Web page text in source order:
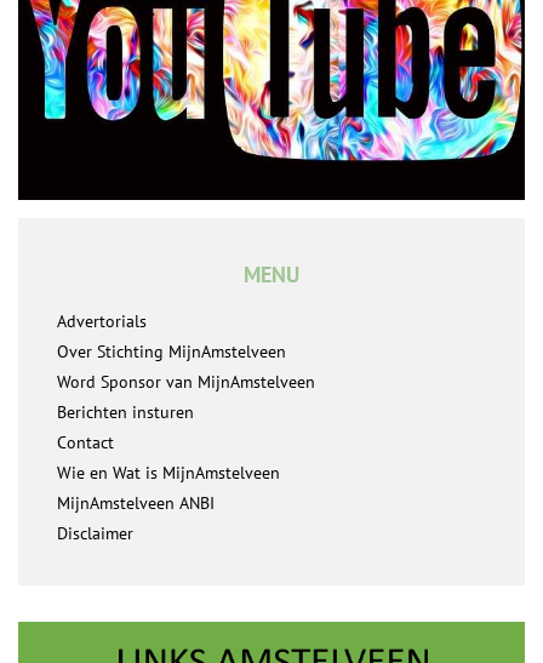
MENU
Advertorials
Over Stichting MijnAmstelveen
Word Sponsor van MijnAmstelveen
Berichten insturen
Contact
Wie en Wat is MijnAmstelveen
MijnAmstelveen ANBI
Disclaimer